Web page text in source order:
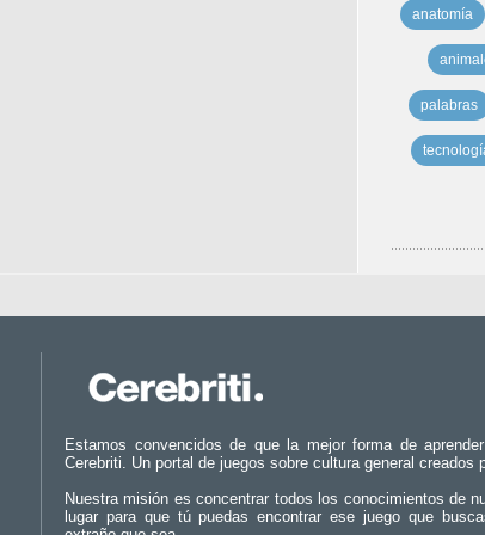
anatomía
palabras
Estamos convencidos de que la mejor forma de
Cerebriti. Un portal de juegos sobre cultura general creados
Nuestra misión es concentrar todos los conocimientos de
lugar para que tú puedas encontrar ese juego que